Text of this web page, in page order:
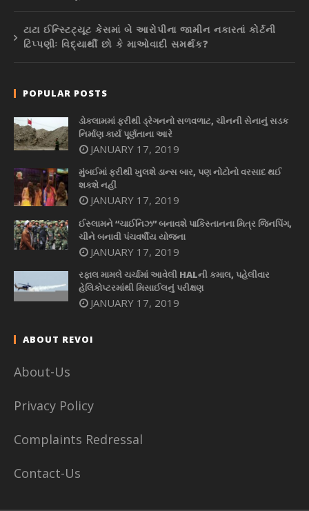
ટાટા ઈન્સ્ટિટ્યૂટ કેસમાં બે આરોપીના જામીન નકારતાં કોર્ટની
ટિપ્પણીઃ વિદ્યાર્થી છો કે માઓવાદી સમર્થક?
POPULAR POSTS
ડોકલામમાં ફરીથી ડ્રેગનનો સળવળાટ, ચીનની સેનાનું સડક
નિર્માણ કાર્ય પૂર્ણતાના આરે
JANUARY 17, 2019
મુંબઈમાં ફરીથી ખુલશે ડાન્સ બાર, પણ નોટોનો વરસાદ થઈ
શકશે નહીં
JANUARY 17, 2019
ઈસ્લામને “ચાઈનિઝ” બનાવશે પાકિસ્તાનના મિત્ર જિનપિંગ,
ચીને બનાવી પંચવર્ષીય યોજના
JANUARY 17, 2019
રફાલ મામલે ચર્ચામાં આવેલી HALની કમાલ, પહેલીવાર
હેલિકોપ્ટરમાંથી મિસાઈલનું પરીક્ષણ
JANUARY 17, 2019
ABOUT REVOI
About-Us
Privacy Policy
Complaints Redressal
Contact-Us